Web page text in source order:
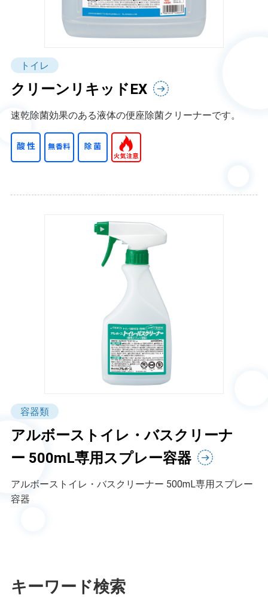
トイレ
クリーンリキッドEX
速乾除菌効果のある液体の便座除菌クリーナーです。
容器類
アルボーストイレ・バスクリーナ
ー 500mL専用スプレー容器
アルボーストイレ・バスクリーナー 500mL専用スプレー
容器
キーワード検索